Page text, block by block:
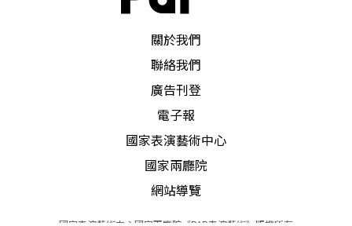
關於我們
聯絡我們
廣告刊登
電子報
國家表演藝術中心
國家兩廳院
網站導覽